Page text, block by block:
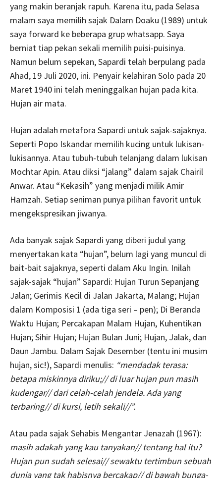
yang makin beranjak rapuh. Karena itu, pada Selasa
malam saya memilih sajak Dalam Doaku (1989) untuk
saya forward ke beberapa grup whatsapp. Saya
berniat tiap pekan sekali memilih puisi-puisinya.
Namun belum sepekan, Sapardi telah berpulang pada
Ahad, 19 Juli 2020, ini. Penyair kelahiran Solo pada 20
Maret 1940 ini telah meninggalkan hujan pada kita.
Hujan air mata.
Hujan adalah metafora Sapardi untuk sajak-sajaknya.
Seperti Popo Iskandar memilih kucing untuk lukisan-
lukisannya. Atau tubuh-tubuh telanjang dalam lukisan
Mochtar Apin. Atau diksi “jalang” dalam sajak Chairil
Anwar. Atau “Kekasih” yang menjadi milik Amir
Hamzah. Setiap seniman punya pilihan favorit untuk
mengekspresikan jiwanya.
Ada banyak sajak Sapardi yang diberi judul yang
menyertakan kata “hujan”, belum lagi yang muncul di
bait-bait sajaknya, seperti dalam Aku Ingin. Inilah
sajak-sajak “hujan” Sapardi: Hujan Turun Sepanjang
Jalan; Gerimis Kecil di Jalan Jakarta, Malang; Hujan
dalam Komposisi 1 (ada tiga seri – pen); Di Beranda
Waktu Hujan; Percakapan Malam Hujan, Kuhentikan
Hujan; Sihir Hujan; Hujan Bulan Juni; Hujan, Jalak, dan
Daun Jambu. Dalam Sajak Desember (tentu ini musim
hujan, sic!), Sapardi menulis: “mendadak terasa:
betapa miskinnya diriku;// di luar hujan pun masih
kudengar// dari celah-celah jendela. Ada yang
terbaring// di kursi, letih sekali//”.
Atau pada sajak Sehabis Mengantar Jenazah (1967):
masih adakah yang kau tanyakan// tentang hal itu?
Hujan pun sudah selesai// sewaktu tertimbun sebuah
dunia yang tak habisnya bercakap// di bawah bunga-